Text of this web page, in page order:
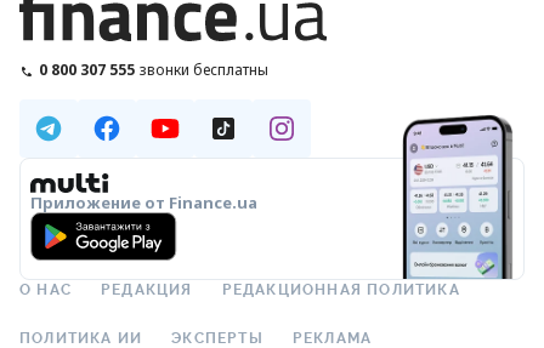
0 800 307 555 звонки бесплатны
Приложение от Finance.ua
О НАС РЕДАКЦИЯ РЕДАКЦИОННАЯ ПОЛИТИКА
ПОЛИТИКА ИИ ЭКСПЕРТЫ РЕКЛАМА